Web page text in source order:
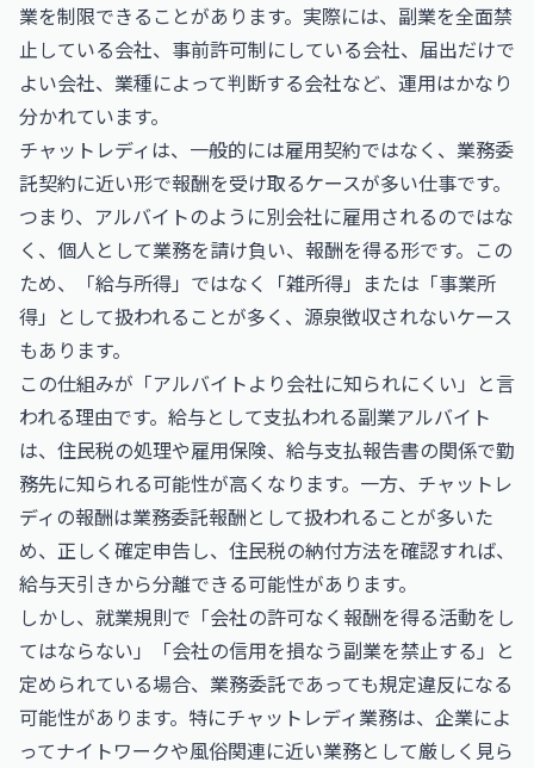
業を制限できることがあります。実際には、副業を全面禁
止している会社、事前許可制にしている会社、届出だけで
よい会社、業種によって判断する会社など、運用はかなり
分かれています。
チャットレディは、一般的には雇用契約ではなく、業務委
託契約に近い形で報酬を受け取るケースが多い仕事です。
つまり、アルバイトのように別会社に雇用されるのではな
く、個人として業務を請け負い、報酬を得る形です。この
ため、「給与所得」ではなく「雑所得」または「事業所
得」として扱われることが多く、源泉徴収されないケース
もあります。
この仕組みが「アルバイトより会社に知られにくい」と言
われる理由です。給与として支払われる副業アルバイト
は、住民税の処理や雇用保険、給与支払報告書の関係で勤
務先に知られる可能性が高くなります。一方、チャットレ
ディの報酬は業務委託報酬として扱われることが多いた
め、正しく確定申告し、住民税の納付方法を確認すれば、
給与天引きから分離できる可能性があります。
しかし、就業規則で「会社の許可なく報酬を得る活動をし
てはならない」「会社の信用を損なう副業を禁止する」と
定められている場合、業務委託であっても規定違反になる
可能性があります。特にチャットレディ業務は、企業によ
ってナイトワークや風俗関連に近い業務として厳しく見ら